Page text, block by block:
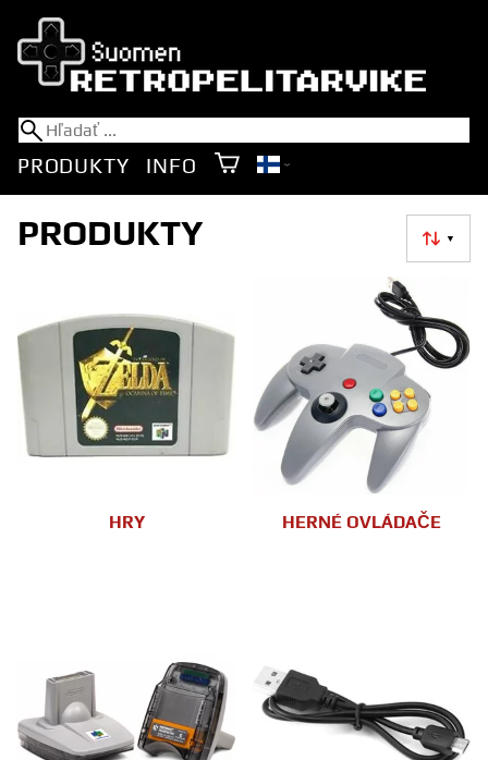
PRODUKTY INFO
▼
PRODUKTY
HRY HERNÉ OVLÁDAČE